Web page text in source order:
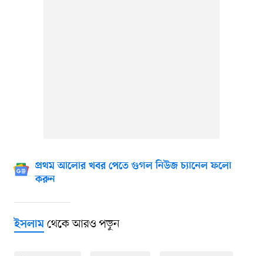
প্রথম আলোর খবর পেতে গুগল নিউজ চ্যানেল ফলো
করুন
ইসলামথেকে আরও পড়ুন